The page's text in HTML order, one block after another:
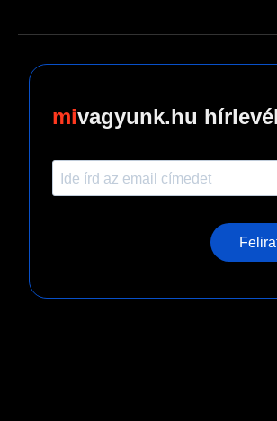
vagyunk.hu hírlevél